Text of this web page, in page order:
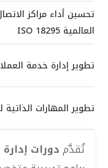
تحسين أداء مراكز
العالمية ISO 18295
تطوير إدارة خدمة
تطوير المهارات
تُقدَّمدورات